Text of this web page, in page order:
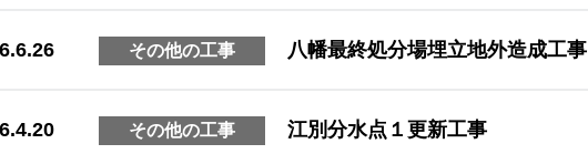
その他の工事 八幡最終処分場埋立地外造成工事
その他の工事 江別分水点１更新工事